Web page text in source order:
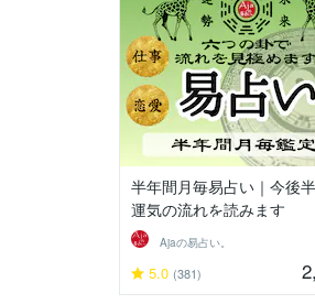
半年間月毎易占い｜今後
運気の流れを読みます
Ajaの易占い。
5.0 (381)